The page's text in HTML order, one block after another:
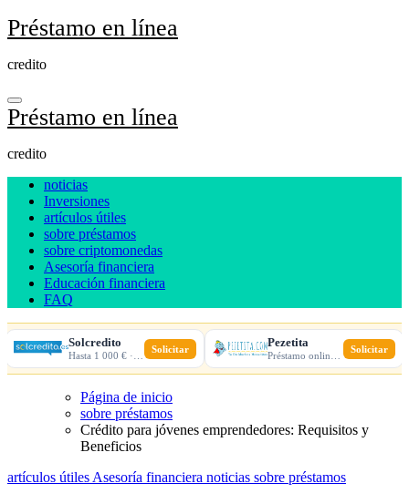
Ir
al
Préstamo en línea
credito
Préstamo en línea
credito
noticias
Inversiones
artículos útiles
sobre préstamos
sobre criptomonedas
Asesoría financiera
Educación financiera
FAQ
Solcredito Solicitar Pezetita Solicitar
Página de inicio
sobre préstamos
Crédito para jóvenes emprendedores: Requisitos y
Beneficios
artículos útiles Asesoría financiera noticias sobre préstamos